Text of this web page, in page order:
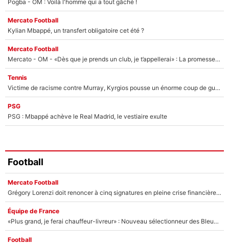
Pogba - OM : Voilà l'homme qui a tout gâché !
Mercato Football
Kylian Mbappé, un transfert obligatoire cet été ?
Mercato Football
Mercato - OM - «Dès que je prends un club, je t’appellerai» : La promesse de Marcelino au moment de claquer la porte
Tennis
Victime de racisme contre Murray, Kyrgios pousse un énorme coup de gueule !
PSG
PSG : Mbappé achève le Real Madrid, le vestiaire exulte
Football
Mercato Football
Grégory Lorenzi doit renoncer à cinq signatures en pleine crise financière : L’IA propose sept noms à l’OM pour un mercato réussi... à seulement 5M€ !
Équipe de France
«Plus grand, je ferai chauffeur-livreur» : Nouveau sélectionneur des Bleus, Zinédine Zidane s’était imaginé un avenir très différent lorsqu'il était enfant
Football